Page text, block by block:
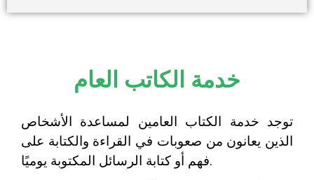
خدمة الكاتب العام
توجد خدمة الكتاب العامين لمساعدة الأشخاص
الذين يعانون من صعوبات في القراءة والكتابة على
فهم أو كتابة الرسائل المكتوبة يوميًا.